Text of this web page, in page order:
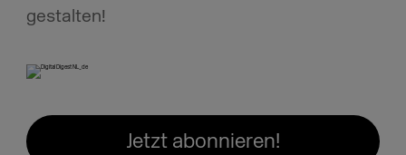
gestalten!
Jetzt abonnieren!